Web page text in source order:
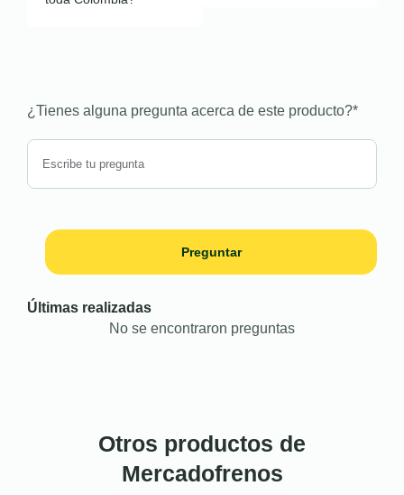
¿Tienes alguna pregunta acerca de este producto?*
Preguntar
Últimas realizadas
No se encontraron preguntas
Otros productos de
Mercadofrenos